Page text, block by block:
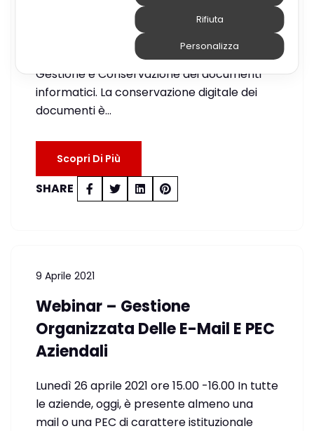
Prorogato al 1° Gennaio 2022 l’obbligo di
attuazione delle Linee Guida su Formazione,
Gestione e Conservazione dei documenti
informatici. La conservazione digitale dei
documenti è…
Scopri Di Più
SHARE
9 Aprile 2021
Webinar – Gestione
Organizzata Delle E-Mail E PEC
Aziendali
Lunedì 26 aprile 2021 ore 15.00 -16.00 In tutte
le aziende, oggi, è presente almeno una
mail o una PEC di carattere istituzionale
Rifiuta
Personalizza